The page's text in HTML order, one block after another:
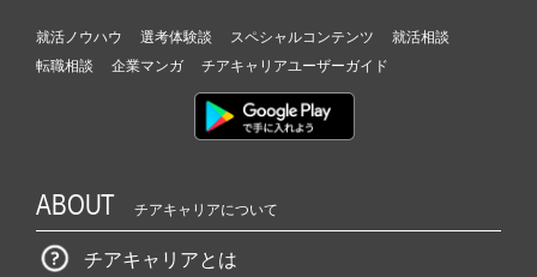
就活ノウハウ 選考体験談 スペシャルコンテンツ
就活相談
転職相談
企業マンガ チアキャリアユーザーガイド
ABOUT チアキャリアについて
チアキャリアとは